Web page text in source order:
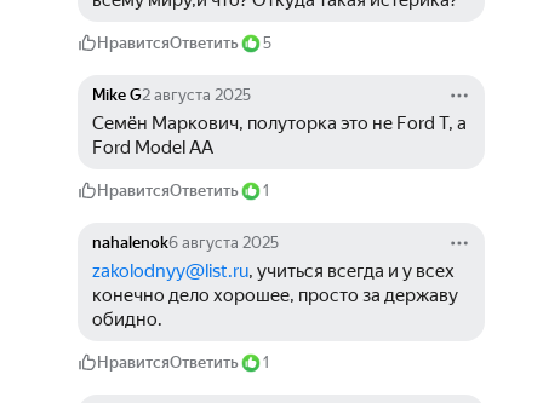
НравитсяОтветить 5
Mike G2 августа 2025
Семён Маркович, полуторка это не Ford T, a
Ford Model AA
НравитсяОтветить 1
nahalenok6 августа 2025
zakolodnyy@list.ru, учиться всегда и у всех
конечно дело хорошее, просто за державу
обидно.
НравитсяОтветить 1